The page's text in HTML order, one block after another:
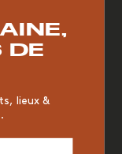
DE
lieux &
BOIS
HÔTEL
VASE